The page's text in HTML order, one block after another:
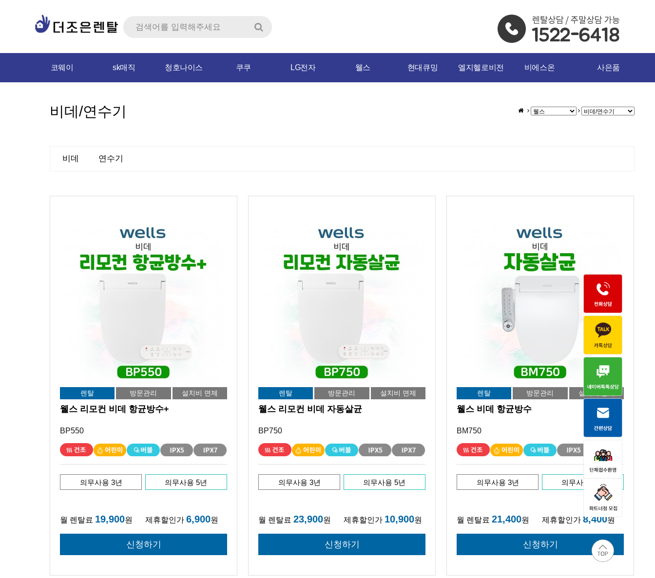
코웨이 sk매직 청호나이스 쿠쿠 LG전자 웰스 현대큐밍 엘지헬로비전 비에스온 사은품
비데/연수기
비데 연수기
렌탈 방문관리 설치비 면제
웰스 리모컨 비데 항균방수+
BP550
의무사용 3년 의무사용 5년
월 렌탈료 19,900원 제휴할인가 6,900원
렌탈 방문관리 설치비 면제
웰스 리모컨 비데 자동살균
BP750
의무사용 3년 의무사용 5년
월 렌탈료 23,900원 제휴할인가 10,900원
렌탈 방문관리 설치비 면제
웰스 비데 항균방수
BM750
의무사용 3년 의무사용 5년
월 렌탈료 21,400원 제휴할인가 8,400원